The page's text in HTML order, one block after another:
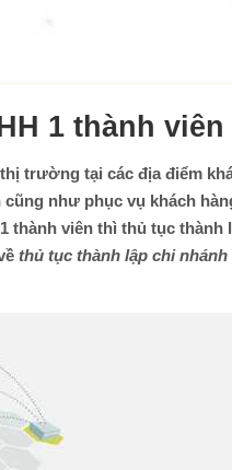
1 thành viên
trường tại các địa điểm
như phục vụ khách
thành viên thì thủ tục thành
thủ tục thành lập chi